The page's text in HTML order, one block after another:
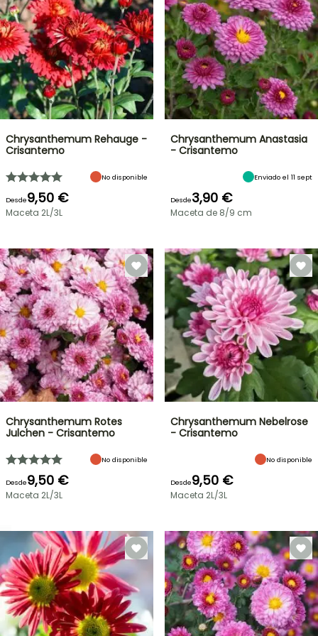
OFERTA
RELÁMPAGO
¡HASTA
UN
30
%
DE
BULBOS
DE
PRIMAVERA
Chrysanthemum Rehauge -
Crisantemo
No disponible
Desde9,50 €
Maceta 2L/3L
Chrysanthemum Anastasia
- Crisantemo
Enviado el 11 sept
Desde3,90 €
Maceta de 8/9 cm
Chrysanthemum Rotes
Julchen - Crisantemo
No disponible
Desde9,50 €
Maceta 2L/3L
Chrysanthemum Nebelrose
- Crisantemo
No disponible
Desde9,50 €
Maceta 2L/3L